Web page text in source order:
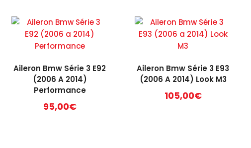
Aileron Bmw Série 3 E92
(2006 A 2014)
Performance
95,00€
Aileron Bmw Série 3 E93
(2006 A 2014) Look M3
105,00€